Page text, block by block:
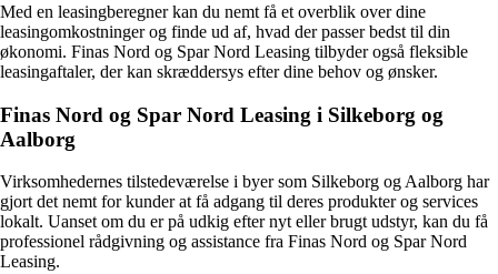
Med en leasingberegner kan du nemt få et overblik over dine
leasingomkostninger og finde ud af, hvad der passer bedst til din
økonomi. Finas Nord og Spar Nord Leasing tilbyder også fleksible
leasingaftaler, der kan skræddersys efter dine behov og ønsker.
Finas Nord og Spar Nord Leasing i Silkeborg og
Aalborg
Virksomhedernes tilstedeværelse i byer som Silkeborg og Aalborg har
gjort det nemt for kunder at få adgang til deres produkter og services
lokalt. Uanset om du er på udkig efter nyt eller brugt udstyr, kan du få
professionel rådgivning og assistance fra Finas Nord og Spar Nord
Leasing.